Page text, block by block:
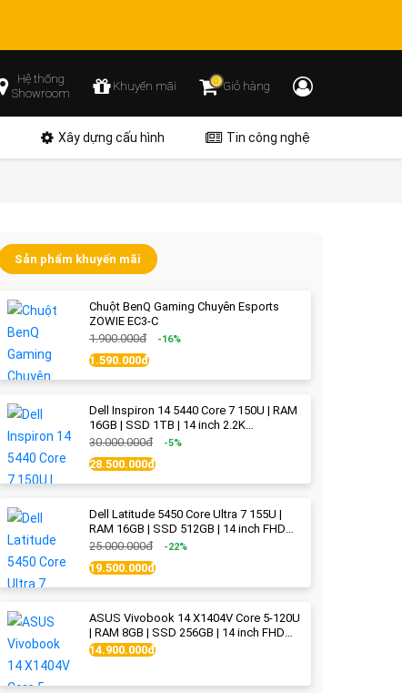
Hệ thống
Showroom
Khuyến mãi 0Giỏ hàng
Xây dựng cấu hình
Tin công nghệ
Sản phẩm khuyến mãi
Chuột BenQ Gaming Chuyên Esports
ZOWIE EC3-C
1.900.000đ
-16%
1.590.000đ
Dell Inspiron 14 5440 Core 7 150U | RAM
16GB | SSD 1TB | 14 inch 2.2K
(2240x1400) IPS | Ice Blue - New Fullbox
30.000.000đ -5%
28.500.000đ
Dell Latitude 5450 Core Ultra 7 155U |
RAM 16GB | SSD 512GB | 14 inch FHD
(1920x1080) IPS Like new
25.000.000đ -22%
19.500.000đ
ASUS Vivobook 14 X1404V Core 5-120U
| RAM 8GB | SSD 256GB | 14 inch FHD
(1920x1080) | Quiet Blue - New Fullbox
14.900.000đ